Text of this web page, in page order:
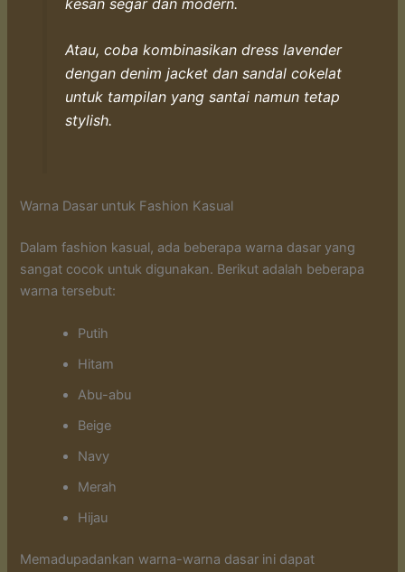
Atau, coba kombinasikan dress lavender
dengan denim jacket dan sandal cokelat
untuk tampilan yang santai namun tetap
stylish.
Warna Dasar untuk Fashion Kasual
Dalam fashion kasual, ada beberapa warna dasar yang
sangat cocok untuk digunakan. Berikut adalah beberapa
warna tersebut:
Putih
Hitam
Abu-abu
Beige
Navy
Merah
Hijau
Memadupadankan warna-warna dasar ini dapat